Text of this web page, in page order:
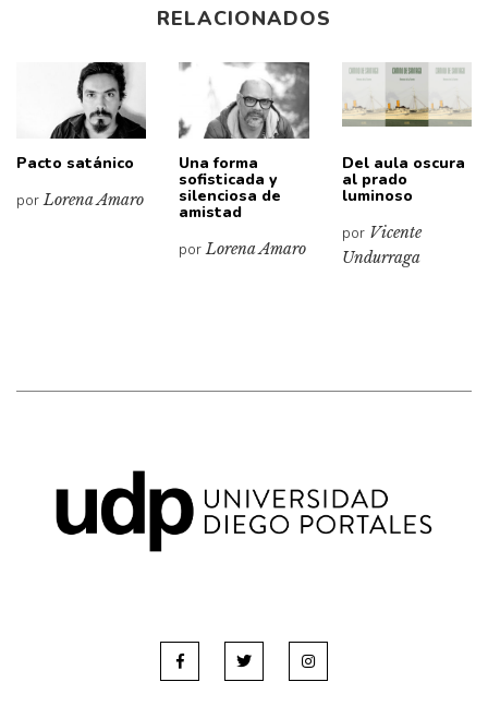
RELACIONADOS
Pacto satánico
porLorena Amaro
Una forma
sofisticada y
silenciosa de
amistad
porLorena Amaro
Del aula oscura
al prado
luminoso
por Vicente
Undurraga